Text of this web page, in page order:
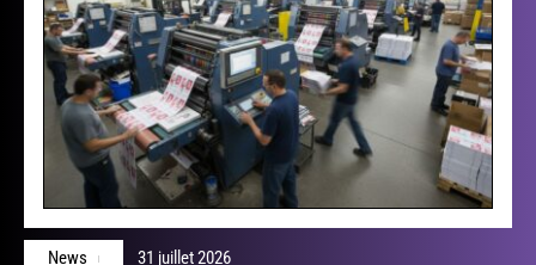
News 31 juillet 2026